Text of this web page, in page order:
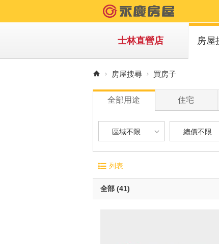
士林直營店 房屋
房屋搜尋 買房子
全部用途 住宅
區域不限
台北市-士林區
台北市-北投區
總價不限
900 萬
900 萬 -
1200
電梯大廈
無電梯公寓
透天別墅
5
列表
全部 (41)